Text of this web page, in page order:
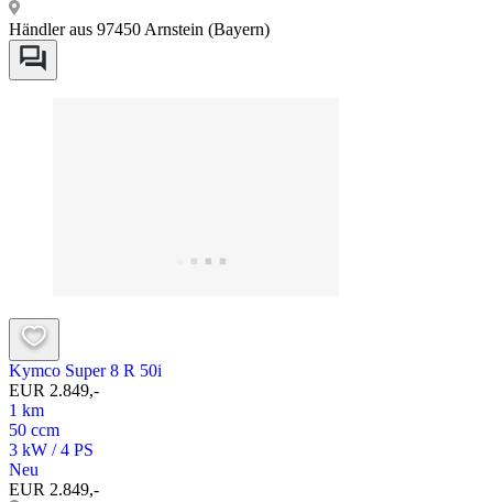
Händler aus 97450 Arnstein (Bayern)
Kymco Super 8 R 50i
EUR 2.849,-
1 km
50 ccm
3 kW / 4 PS
Neu
EUR 2.849,-